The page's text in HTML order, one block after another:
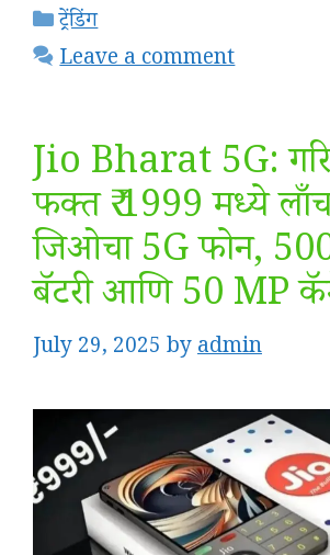
Categories
ट्रेंडिंग
Leave a comment
Jio Bharat 5G:
फक्त ₹ 1999 मध्ये
जिओचा 5G फोन,
बॅटरी आणि 50 MP
July 29, 2025 byadmin